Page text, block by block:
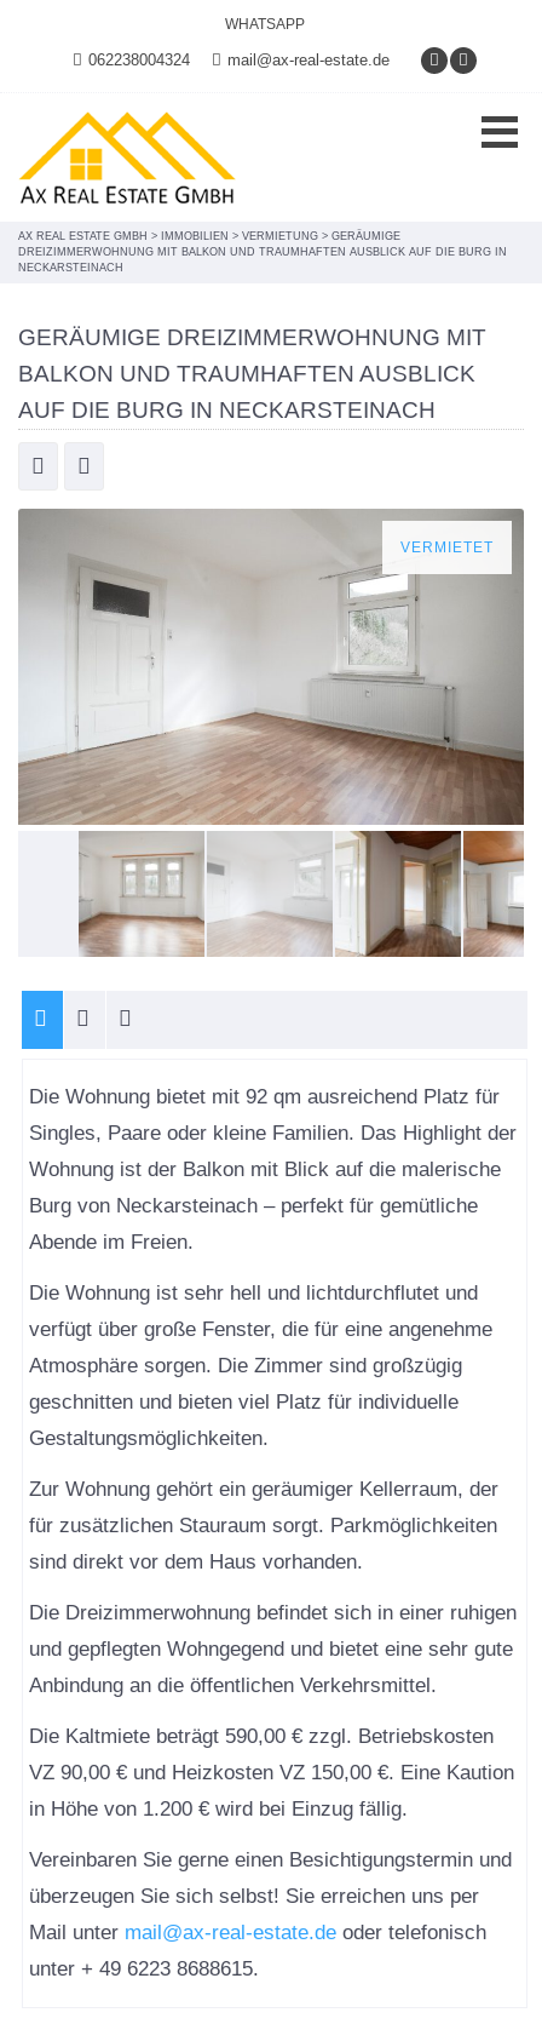
WHATSAPP
062238004324 mail@ax-real-estate.de
AX REAL ESTATE GMBH > IMMOBILIEN > VERMIETUNG > GERÄUMIGE
DREIZIMMERWOHNUNG MIT BALKON UND TRAUMHAFTEN AUSBLICK AUF DIE BURG IN
NECKARSTEINACH
GERÄUMIGE DREIZIMMERWOHNUNG MIT
BALKON UND TRAUMHAFTEN AUSBLICK
AUF DIE BURG IN NECKARSTEINACH
VERMIETET
Die Wohnung bietet mit 92 qm ausreichend Platz für
Singles, Paare oder kleine Familien. Das Highlight der
Wohnung ist der Balkon mit Blick auf die malerische
Burg von Neckarsteinach – perfekt für gemütliche
Abende im Freien.
Die Wohnung ist sehr hell und lichtdurchflutet und
verfügt über große Fenster, die für eine angenehme
Atmosphäre sorgen. Die Zimmer sind großzügig
geschnitten und bieten viel Platz für individuelle
Gestaltungsmöglichkeiten.
Zur Wohnung gehört ein geräumiger Kellerraum, der
für zusätzlichen Stauraum sorgt. Parkmöglichkeiten
sind direkt vor dem Haus vorhanden.
Die Dreizimmerwohnung befindet sich in einer ruhigen
und gepflegten Wohngegend und bietet eine sehr gute
Anbindung an die öffentlichen Verkehrsmittel.
Die Kaltmiete beträgt 590,00 € zzgl. Betriebskosten
VZ 90,00 € und Heizkosten VZ 150,00 €. Eine Kaution
in Höhe von 1.200 € wird bei Einzug fällig.
Vereinbaren Sie gerne einen Besichtigungstermin und
überzeugen Sie sich selbst! Sie erreichen uns per
Mail unter mail@ax-real-estate.de oder telefonisch
unter + 49 6223 8688615.